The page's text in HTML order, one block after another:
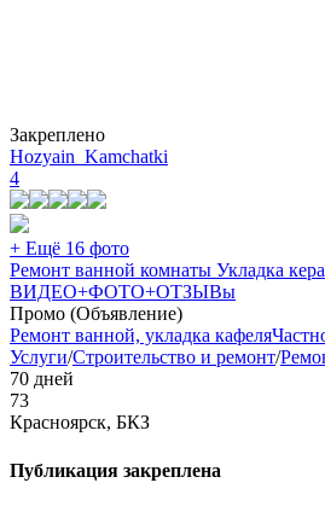
Закреплено
Hozyain_Kamchatki
4
+ Ещё 16 фото
Ремонт ванной комнаты Укладка
ВИДЕО+ФОТО+ОТЗЫВы
Промо (Объявление)
Ремонт ванной, укладка кафеля
Услуги/Строительство и ремонт/
70 дней
73
Красноярск, БКЗ
Публикация закреплена